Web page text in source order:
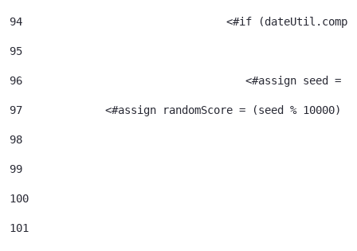
94
95
96
<#assign seed
97
<#assign randomScore = (seed % 10000)
98
99
100
101